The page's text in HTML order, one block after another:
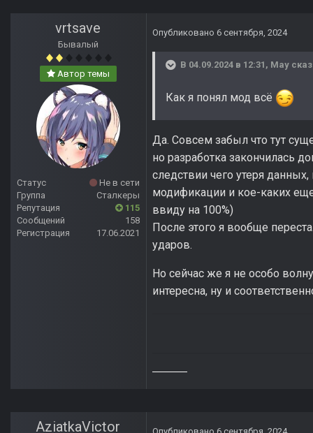
vrtsave
Бывалый
Автор темы
Статус
Не в сети
Группа
Сталкеры
Репутация
115
Сообщений
158
Регистрация
17.06.2021
Опубликовано 6 сентября, 2024
В 04.09.2024 в 12:31, May
Как я понял мод всё
Да. Совсем забыл что тут
но разработка закончилась
следствии чего утеря
модификации и кое-каких
ввиду на 100%)
После этого я вообще
ударов.
Но сейчас же я не особо
интересна, ну и
AziatkaVictor